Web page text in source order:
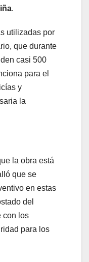
.
utilizadas por
que durante
casi 500
para el
y
la
la obra está
que se
en estas
del
con los
para los